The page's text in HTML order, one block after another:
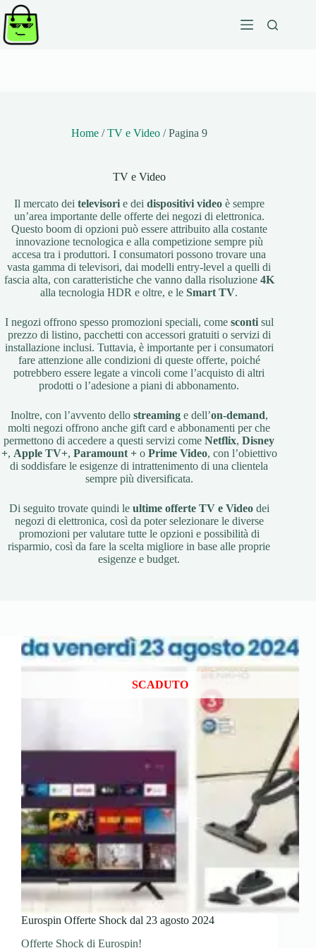
Salta
al
contenuto
Home/TV e Video/Pagina 9
TV e Video
Il mercato dei televisori e dei dispositivi videoè sempre
un’area importante delle offerte dei negozi di elettronica.
Questo boom di opzioni può essere attribuito alla costante
innovazione tecnologica e alla competizione sempre più
accesa tra i produttori. I consumatori possono trovare una
vasta gamma di televisori, dai modelli entry-level a quelli di
fascia alta, con caratteristiche che vanno dalla risoluzione 4K
alla tecnologia HDR e oltre, e leSmart TV.
I negozi offrono spesso promozioni speciali, come sconti sul
prezzo di listino, pacchetti con accessori gratuiti o servizi di
installazione inclusi. Tuttavia, è importante per i consumatori
fare attenzione alle condizioni di queste offerte, poiché
potrebbero essere legate a vincoli come l’acquisto di altri
prodotti o l’adesione a piani di abbonamento.
Inoltre, con l’avvento dello streaming e dell’on-demand,
molti negozi offrono anche gift card e abbonamenti per che
permettono di accedere a questi servizi comeNetflix,Disney
+, Apple TV+, Paramount +o Prime Video, con l’obiettivo
di soddisfare le esigenze di intrattenimento di una clientela
sempre più diversificata.
Di seguito trovate quindi le ultime offerte TV e Videodei
negozi di elettronica, così da poter selezionare le diverse
promozioni per valutare tutte le opzioni e possibilità di
risparmio, così da fare la scelta migliore in base alle proprie
esigenze e budget.
SCADUTO
Eurospin Offerte Shock dal 23 agosto 2024
Offerte Shock di Eurospin!